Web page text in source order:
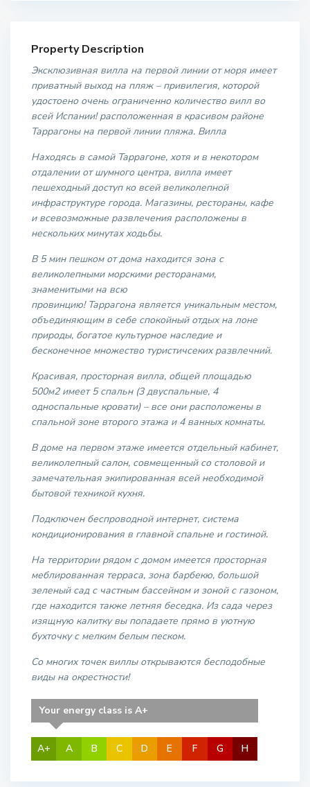
Property Description
Эксклюзивная вилла на первой линии от моря имеет
приватный выход на пляж – привилегия, которой
удостоено очень ограниченно количество вилл во
всей Испании! расположенная в красивом районе
Таррагоны на первой линии пляжа. Вилла
Находясь в самой Таррагоне, хотя и в некотором
отдалении от шумного центра, вилла имеет
пешеходный доступ ко всей великолепной
инфраструктуре города. Магазины, рестораны, кафе
и всевозможные развлечения расположены в
нескольких минутах ходьбы.
В 5 мин пешком от дома находится зона с
великолепными морскими ресторанами,
знаменитыми на всю
провинцию! Таррагона является уникальным местом,
объединяющим в себе спокойный отдых на лоне
природы, богатое культурное наследие и
бесконечное множество туристичсеких развлечний.
Красивая, просторная вилла, общей площадью
500м2 имеет 5 спальн (3 двуспальные, 4
односпальные кровати) – все они расположены в
спальной зоне второго этажа и 4 ванных комнаты.
В доме на первом этаже имеется отдельный кабинет,
великолепный салон, совмещенный со столовой и
замечательная экипированная всей необходимой
бытовой техникой кухня.
Подключен беспроводной интернет, система
кондиционирования в главной спальне и гостиной.
На территории рядом с домом имеется просторная
меблированная терраса, зона барбекю, большой
зеленый сад с частным бассейном и зоной с газоном,
где находится также летняя беседка. Из сада через
изящную калитку вы попадаете прямо в уютную
бухточку с мелким белым песком.
Со многих точек виллы открываются бесподобные
виды на окрестности!
Your energy class is A+
A+ A B C D E F G H